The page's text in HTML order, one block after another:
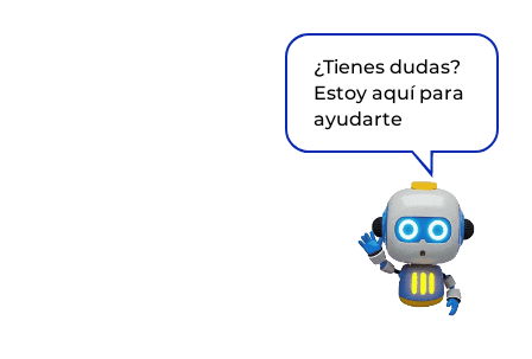
¿Tienes dudas?
Estoy aquí para
ayudarte